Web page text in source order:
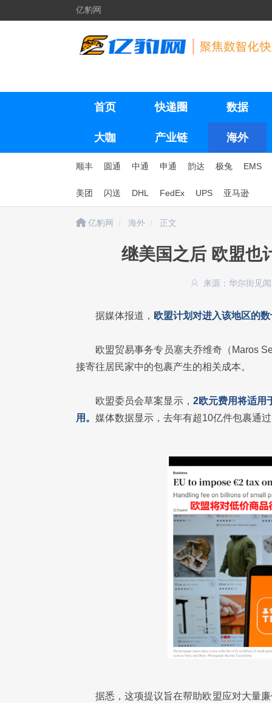
亿豹网
首页 快递圈 数据
大咖 产业链 海外
顺丰 圆通 中通 申通 韵达 极兔 EMS
美团 闪送 DHL FedEx UPS 亚马逊
亿豹网 海外 正文
继美国之后 欧盟也
来源：华尔街见
据媒体报道， 欧盟计划对进入该地区的
欧盟贸易事务专员塞夫乔维奇（Maros
接寄往居民家中的包裹产生的相关成本。
欧盟委员会草案显示， 2欧元费用将适用
用。 媒体数据显示，去年有超10亿件包裹通
据悉，这项提议旨在帮助欧盟应对大量